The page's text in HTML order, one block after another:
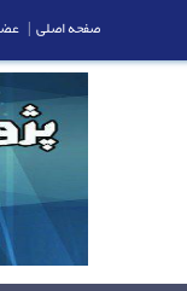
صفحه اصلی |